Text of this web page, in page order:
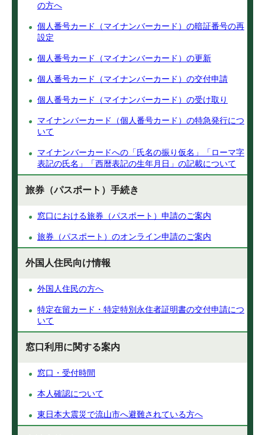
の方へ
個人番号カード（マイナンバーカード）の暗証番号の再
設定
個人番号カード（マイナンバーカード）の更新
個人番号カード（マイナンバーカード）の交付申請
個人番号カード（マイナンバーカード）の受け取り
マイナンバーカード（個人番号カード）の特急発行につ
いて
マイナンバーカードへの「氏名の振り仮名」「ローマ字
表記の氏名」「西暦表記の生年月日」の記載について
旅券（パスポート）手続き
窓口における旅券（パスポート）申請のご案内
旅券（パスポート）のオンライン申請のご案内
外国人住民向け情報
外国人住民の方へ
特定在留カード・特定特別永住者証明書の交付申請につ
いて
窓口利用に関する案内
窓口・受付時間
本人確認について
東日本大震災で流山市へ避難されている方へ